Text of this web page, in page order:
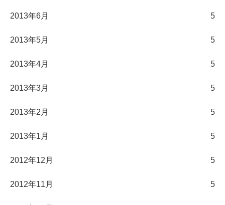
2013年6月 5
2013年5月 5
2013年4月 5
2013年3月 5
2013年2月 5
2013年1月 5
2012年12月 5
2012年11月 5